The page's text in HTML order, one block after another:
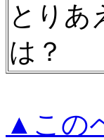
とりあ
は？
▲この